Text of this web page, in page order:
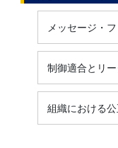
メッセージ・
制御適合とリ
組織における